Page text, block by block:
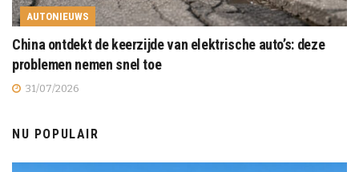
AUTONIEUWS
China ontdekt de keerzijde van elektrische auto’s: deze
problemen nemen snel toe
31/07/2026
NU POPULAIR